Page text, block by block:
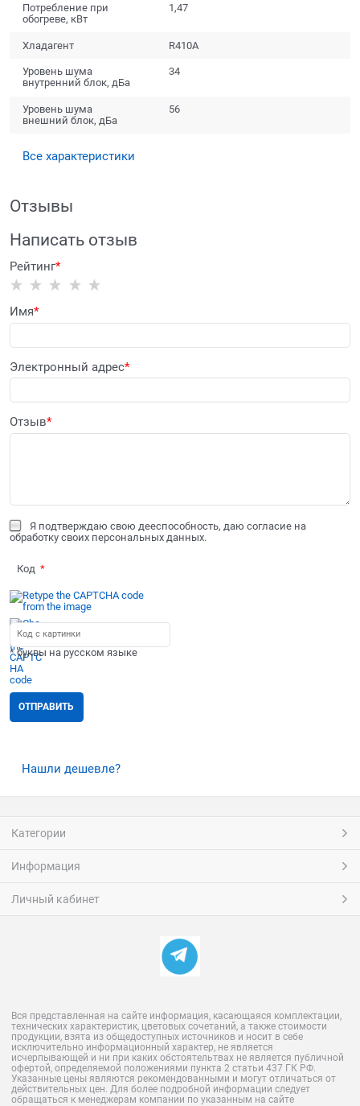
Потребление при
обогреве, кВт
1,47
Хладагент R410A
Уровень шума
внутренний блок, дБа
34
Уровень шума
внешний блок, дБа
56
Все характеристики
Отзывы
Написать отзыв
Рейтинг
Имя
Электронный адрес
Отзыв
Я подтверждаю свою дееспособность, даю согласие на
обработку своих персональных данных.
Код
* буквы на русском языке
Нашли дешевле?
Категории
Информация
Личный кабинет
Вся представленная на сайте информация, касающаяся комплектации,
технических характеристик, цветовых сочетаний, а также стоимости
продукции, взята из общедоступных источников и носит в себе
исключительно информационный характер, не является
исчерпывающей и ни при каких обстоятельтвах не является публичной
офертой, определяемой положениями пункта 2 статьи 437 ГК РФ.
Указанные цены являются рекомендованными и могут отличаться от
действительных цен. Для более подробной информации следует
обращаться к менеджерам компании по указанным на сайте